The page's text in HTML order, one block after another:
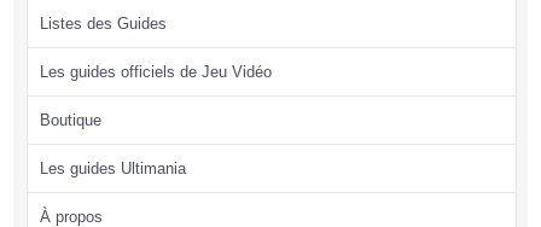
Listes des Guides
Les guides officiels de Jeu Vidéo
Boutique
Les guides Ultimania
À propos